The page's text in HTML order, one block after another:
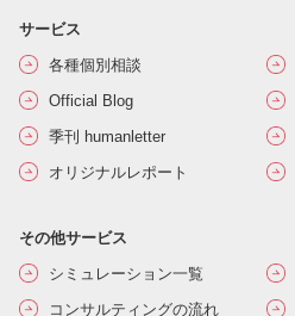
サービス
各種個別相談
Official Blog
季刊 humanletter
オリジナルレポート
その他サービス
シミュレーション一覧
コンサルティングの流れ